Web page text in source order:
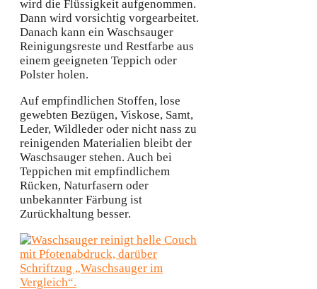
wird die Flüssigkeit aufgenommen.
Dann wird vorsichtig vorgearbeitet.
Danach kann ein Waschsauger
Reinigungsreste und Restfarbe aus
einem geeigneten Teppich oder
Polster holen.
Auf empfindlichen Stoffen, lose
gewebten Bezügen, Viskose, Samt,
Leder, Wildleder oder nicht nass zu
reinigenden Materialien bleibt der
Waschsauger stehen. Auch bei
Teppichen mit empfindlichem
Rücken, Naturfasern oder
unbekannter Färbung ist
Zurückhaltung besser.